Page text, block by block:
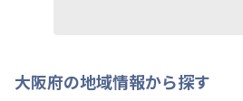
大阪府の地域情報から探す